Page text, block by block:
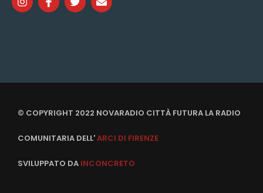
© COPYRIGHT 2022 NOVARADIO CITTÀ FUTURA LA RADIO
COMUNITARIA DELL'ARCI DI FIRENZE
SVILUPPATO DA INCONCRETO